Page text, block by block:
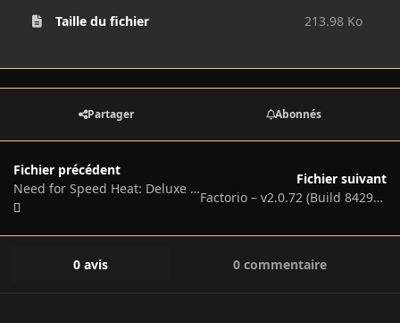
Taille du fichier 213.98 Ko
Partager Abonnés
Fichier précédent
Need for Speed Heat: Deluxe Edition – v1.0.60.7040 + All DLCs
Fichier suivant
Factorio – v2.0.72 (Build 84292) + Space Age DLC + Bonus Soundtracks
0 avis 0 commentaire